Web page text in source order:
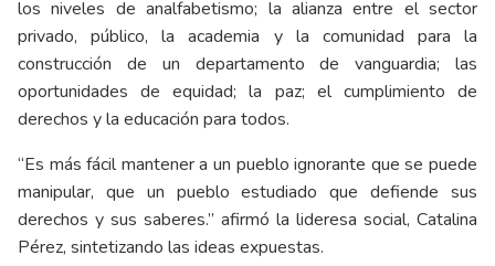
los niveles de analfabetismo; la alianza entre el sector
privado, público, la academia y la comunidad para la
construcción de un departamento de vanguardia; las
oportunidades de equidad; la paz; el cumplimiento de
derechos y la educación para todos.
“Es más fácil mantener a un pueblo ignorante que se puede
manipular, que un pueblo estudiado que defiende sus
derechos y sus saberes.” afirmó la lideresa social, Catalina
Pérez, sintetizando las ideas expuestas.